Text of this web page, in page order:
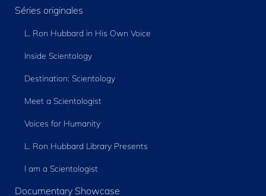
Séries originales
L. Ron Hubbard in His Own Voice
Inside Scientology
Destination: Scientology
Meet a Scientologist
Voices for Humanity
L. Ron Hubbard Library Presents
I am a Scientologist
Documentary Showcase